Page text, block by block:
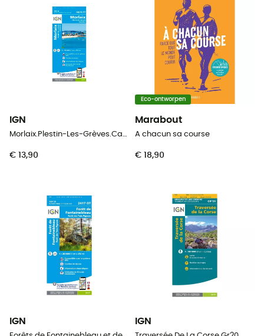
IGN
Morlaix.Plestin-Les-Grèves.Carantec
€ 13,90
Eco-ontworpen
Marabout
A chacun sa course
€ 18,90
IGN IGN